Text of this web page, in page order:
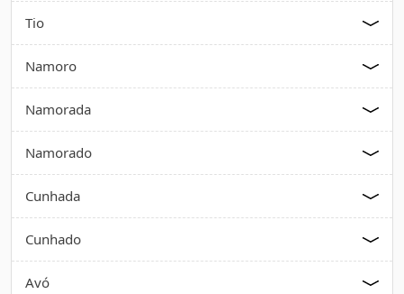
Tio
Namoro
Namorada
Namorado
Cunhada
Cunhado
Avó